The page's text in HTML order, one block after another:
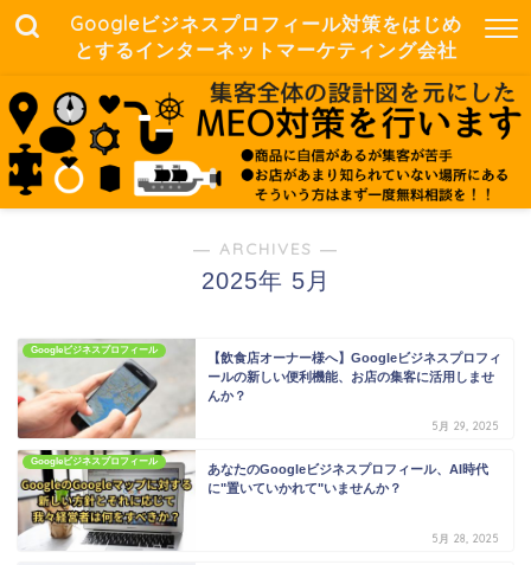
Googleビジネスプロフィール対策をはじめ
とするインターネットマーケティング会社
― ARCHIVES ―
2025年 5月
Googleビジネスプロフィール
【飲食店オーナー様へ】Googleビジネスプロフィ
ールの新しい便利機能、お店の集客に活用しませ
んか？
5月 29, 2025
Googleビジネスプロフィール
あなたのGoogleビジネスプロフィール、AI時代
に"置いていかれて"いませんか？
5月 28, 2025